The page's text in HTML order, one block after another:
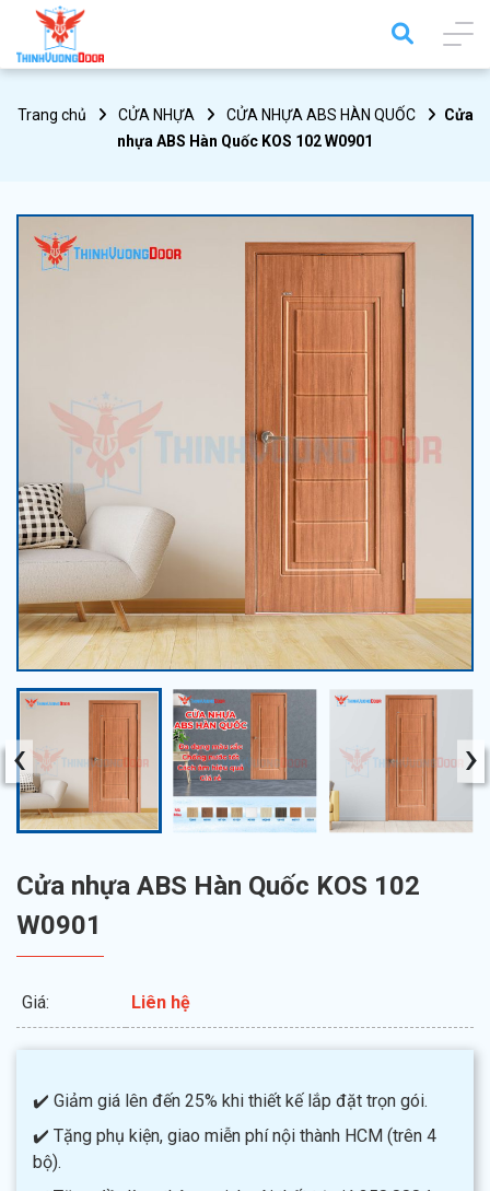
Trang chủ CỬA NHỰA CỬA NHỰA ABS HÀN QUỐC
Cửa
nhựa ABS Hàn Quốc KOS 102 W0901
‹ ›
Cửa nhựa ABS Hàn Quốc KOS 102
W0901
Giá: Liên hệ
✔️ Giảm giá lên đến 25% khi thiết kế lắp đặt trọn gói.
✔️ Tặng phụ kiện, giao miễn phí nội thành HCM (trên 4
bộ).